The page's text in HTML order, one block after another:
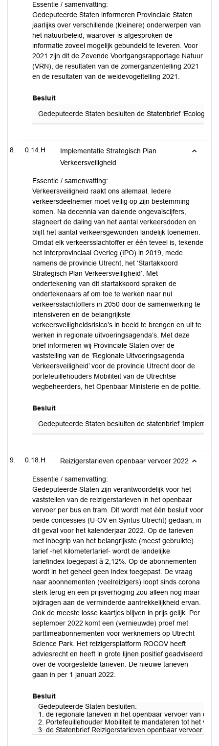
Essentie / samenvatting:
Gedeputeerde Staten informeren Provinciale Staten
jaarlijks over verschillende (kleinere) onderwerpen van
het natuurbeleid, waarover is afgesproken de
informatie zoveel mogelijk gebundeld te leveren. Voor
2021 zijn dit de Zevende Voortgangsrapportage Natuur
(VRN), de resultaten van de zomerganzentelling 2021
en de resultaten van de weidevogeltelling 2021.
Besluit
Gedeputeerde Staten besluiten de Statenbrief
0.14.H
Implementatie Strategisch Plan
Verkeersveiligheid
Essentie / samenvatting:
Verkeersveiligheid raakt ons allemaal. Iedere
verkeersdeelnemer moet veilig op zijn bestemming
komen. Na decennia van dalende ongevalscijfers,
stagneert de daling van het aantal verkeersdoden en
blijft het aantal verkeersgewonden landelijk toenemen.
Omdat elk verkeersslachtoffer er één teveel is, tekende
het Interprovinciaal Overleg (IPO) in 2019, mede
namens de provincie Utrecht, het ‘Startakkoord
Strategisch Plan Verkeersveiligheid’. Met
ondertekening van dit startakkoord spraken de
ondertekenaars af om toe te werken naar nul
verkeersslachtoffers in 2050 door de samenwerking te
intensiveren en de belangrijkste
verkeersveiligheidsrisico’s in beeld te brengen en uit te
werken in regionale uitvoeringsagenda’s. Met deze
brief informeren wij Provinciale Staten over de
vaststelling van de ‘Regionale Uitvoeringsagenda
Verkeersveiligheid’ voor de provincie Utrecht door de
portefeuillehouders Mobiliteit van de Utrechtse
wegbeheerders, het Openbaar Ministerie en de politie.
Besluit
Gedeputeerde Staten besluiten de statenbrief
0.18.H Reizigerstarieven openbaar vervoer 2022
Essentie / samenvatting:
Gedeputeerde Staten zijn verantwoordelijk voor het
vaststellen van de reizigerstarieven in het openbaar
vervoer per bus en tram. Dit wordt met één besluit voor
beide concessies (U-OV en Syntus Utrecht) gedaan, in
dit geval voor het kalenderjaar 2022. Op de tarieven
met inbegrip van het belangrijkste (meest gebruikte)
tarief -het kilometertarief- wordt de landelijke
tariefindex toegepast à 2,12%. Op de abonnementen
wordt in het geheel geen index toegepast. De vraag
naar abonnementen (veelreizigers) loopt sinds corona
sterk terug en een prijsverhoging zou alleen nog maar
bijdragen aan de verminderde aantrekkelijkheid ervan.
Ook de meeste losse kaartjes blijven in prijs gelijk. Per
september 2022 komt een (vernieuwde) proef met
parttimeabonnementen voor werknemers op Utrecht
Science Park. Het reizigersplatform ROCOV heeft
adviesrecht en heeft in grote lijnen positief geadviseerd
over de voorgestelde tarieven. De nieuwe tarieven
gaan in per 1 januari 2022.
Besluit
Gedeputeerde Staten besluiten:
1. de regionale tarieven in het openbaar vervoer van de
2. Portefeuillehouder Mobiliteit te mandateren tot het
3. de Statenbrief Reizigerstarieven openbaar vervoer